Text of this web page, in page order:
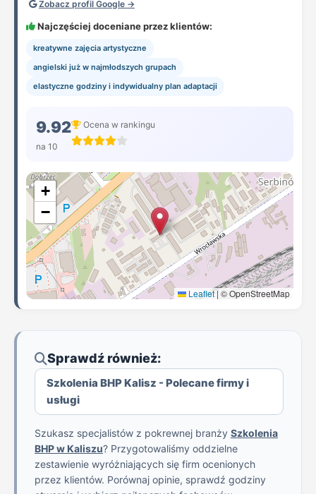
Zobacz profil Google →
Najczęściej doceniane przez klientów:
kreatywne zajęcia artystyczne
angielski już w najmłodszych grupach
elastyczne godziny i indywidualny plan adaptacji
9.92
na 10
Ocena w rankingu
+
−
Leaflet|© OpenStreetMap
Sprawdź również:
Szkolenia BHP Kalisz - Polecane firmy i
usługi
Szukasz specjalistów z pokrewnej branży Szkolenia
BHP w Kaliszu? Przygotowaliśmy oddzielne
zestawienie wyróżniających się firm ocenionych
przez klientów. Porównaj opinie, sprawdź godziny